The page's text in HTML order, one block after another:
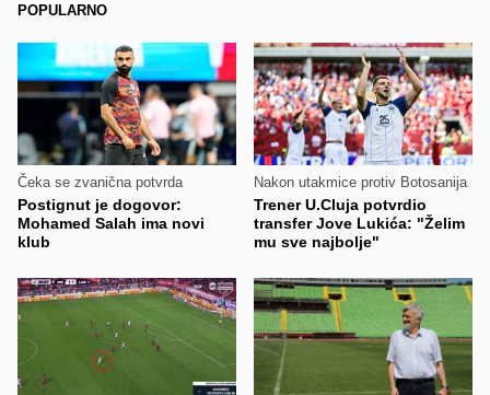
POPULARNO
Čeka se zvanična potvrda
Postignut je dogovor:
Mohamed Salah ima novi
klub
Nakon utakmice protiv Botosanija
Trener U.Cluja potvrdio
transfer Jove Lukića: "Želim
mu sve najbolje"